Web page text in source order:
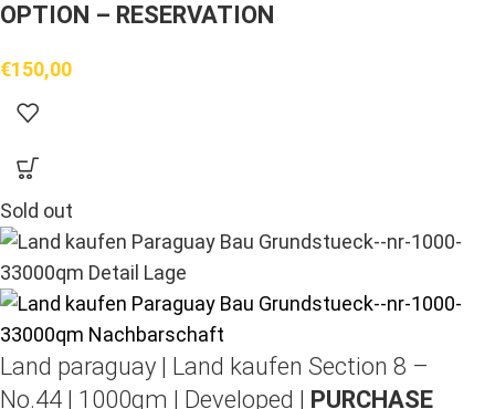
OPTION – RESERVATION
€150,00
Sold out
Land paraguay | Land kaufen Section 8 –
No.44 | 1000qm | Developed |
PURCHASE